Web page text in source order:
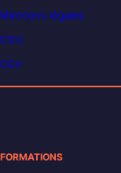
Mentions légales
CGU
CGV
FORMATIONS